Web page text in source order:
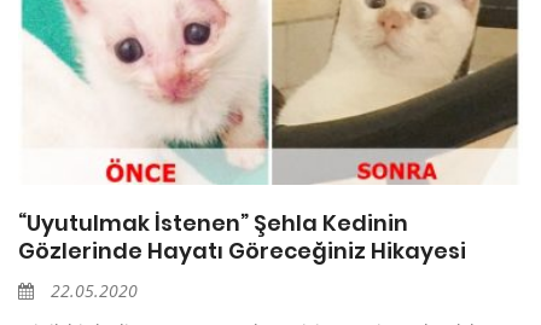
“Uyutulmak İstenen” Şehla Kedinin
Gözlerinde Hayatı Göreceğiniz Hikayesi
22.05.2020